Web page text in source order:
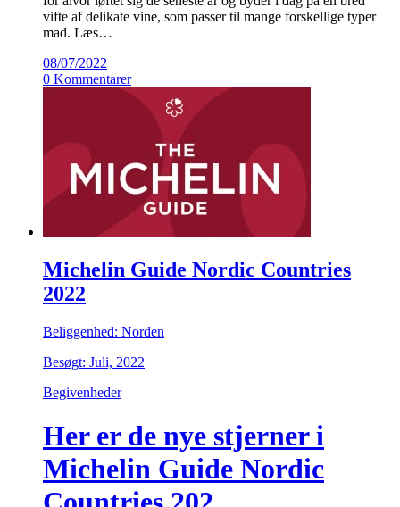
vifte af delikate vine, som passer til mange forskellige typer
mad. Læs…
08/07/2022
0 Kommentarer
Michelin Guide Nordic Countries
2022
Beliggenhed: Norden
Besøgt: Juli, 2022
Begivenheder
Her er de nye stjerner i
Michelin Guide Nordic